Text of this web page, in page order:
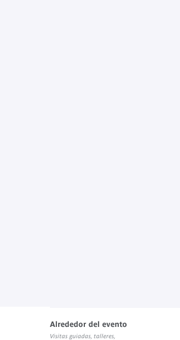
Alrededor del evento
Visitas guiadas, talleres,